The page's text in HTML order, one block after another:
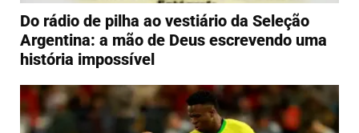
Do rádio de pilha ao vestiário da Seleção
Argentina: a mão de Deus escrevendo uma
história impossível